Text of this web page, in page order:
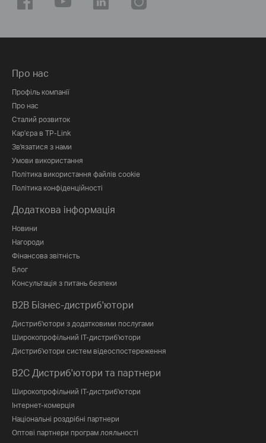
Про нас
Профіль компанії
Про нас
Сталий розвиток
Кар'єра в TP-Link
Зв'язатися з нами
Умови використання
Політика використання файлів cookie
Політика конфіденційності
Додаткова інформація
Новини
Нагороди
Фінансова звітність
Блог
Консультація з питань безпеки
B2B Бізнес-дистриб'ютори
Дистриб'ютори з додатковими послугами
Широкопрофільний IT-дистриб'ютори
Дистриб'ютори систем відеоспостереження
B2C Дистриб'ютори та партнери
Широкопрофільний IT-дистриб'ютори
Інтернет-комерція
Національні роздрібні партнери
Оптові партнери програм лояльності